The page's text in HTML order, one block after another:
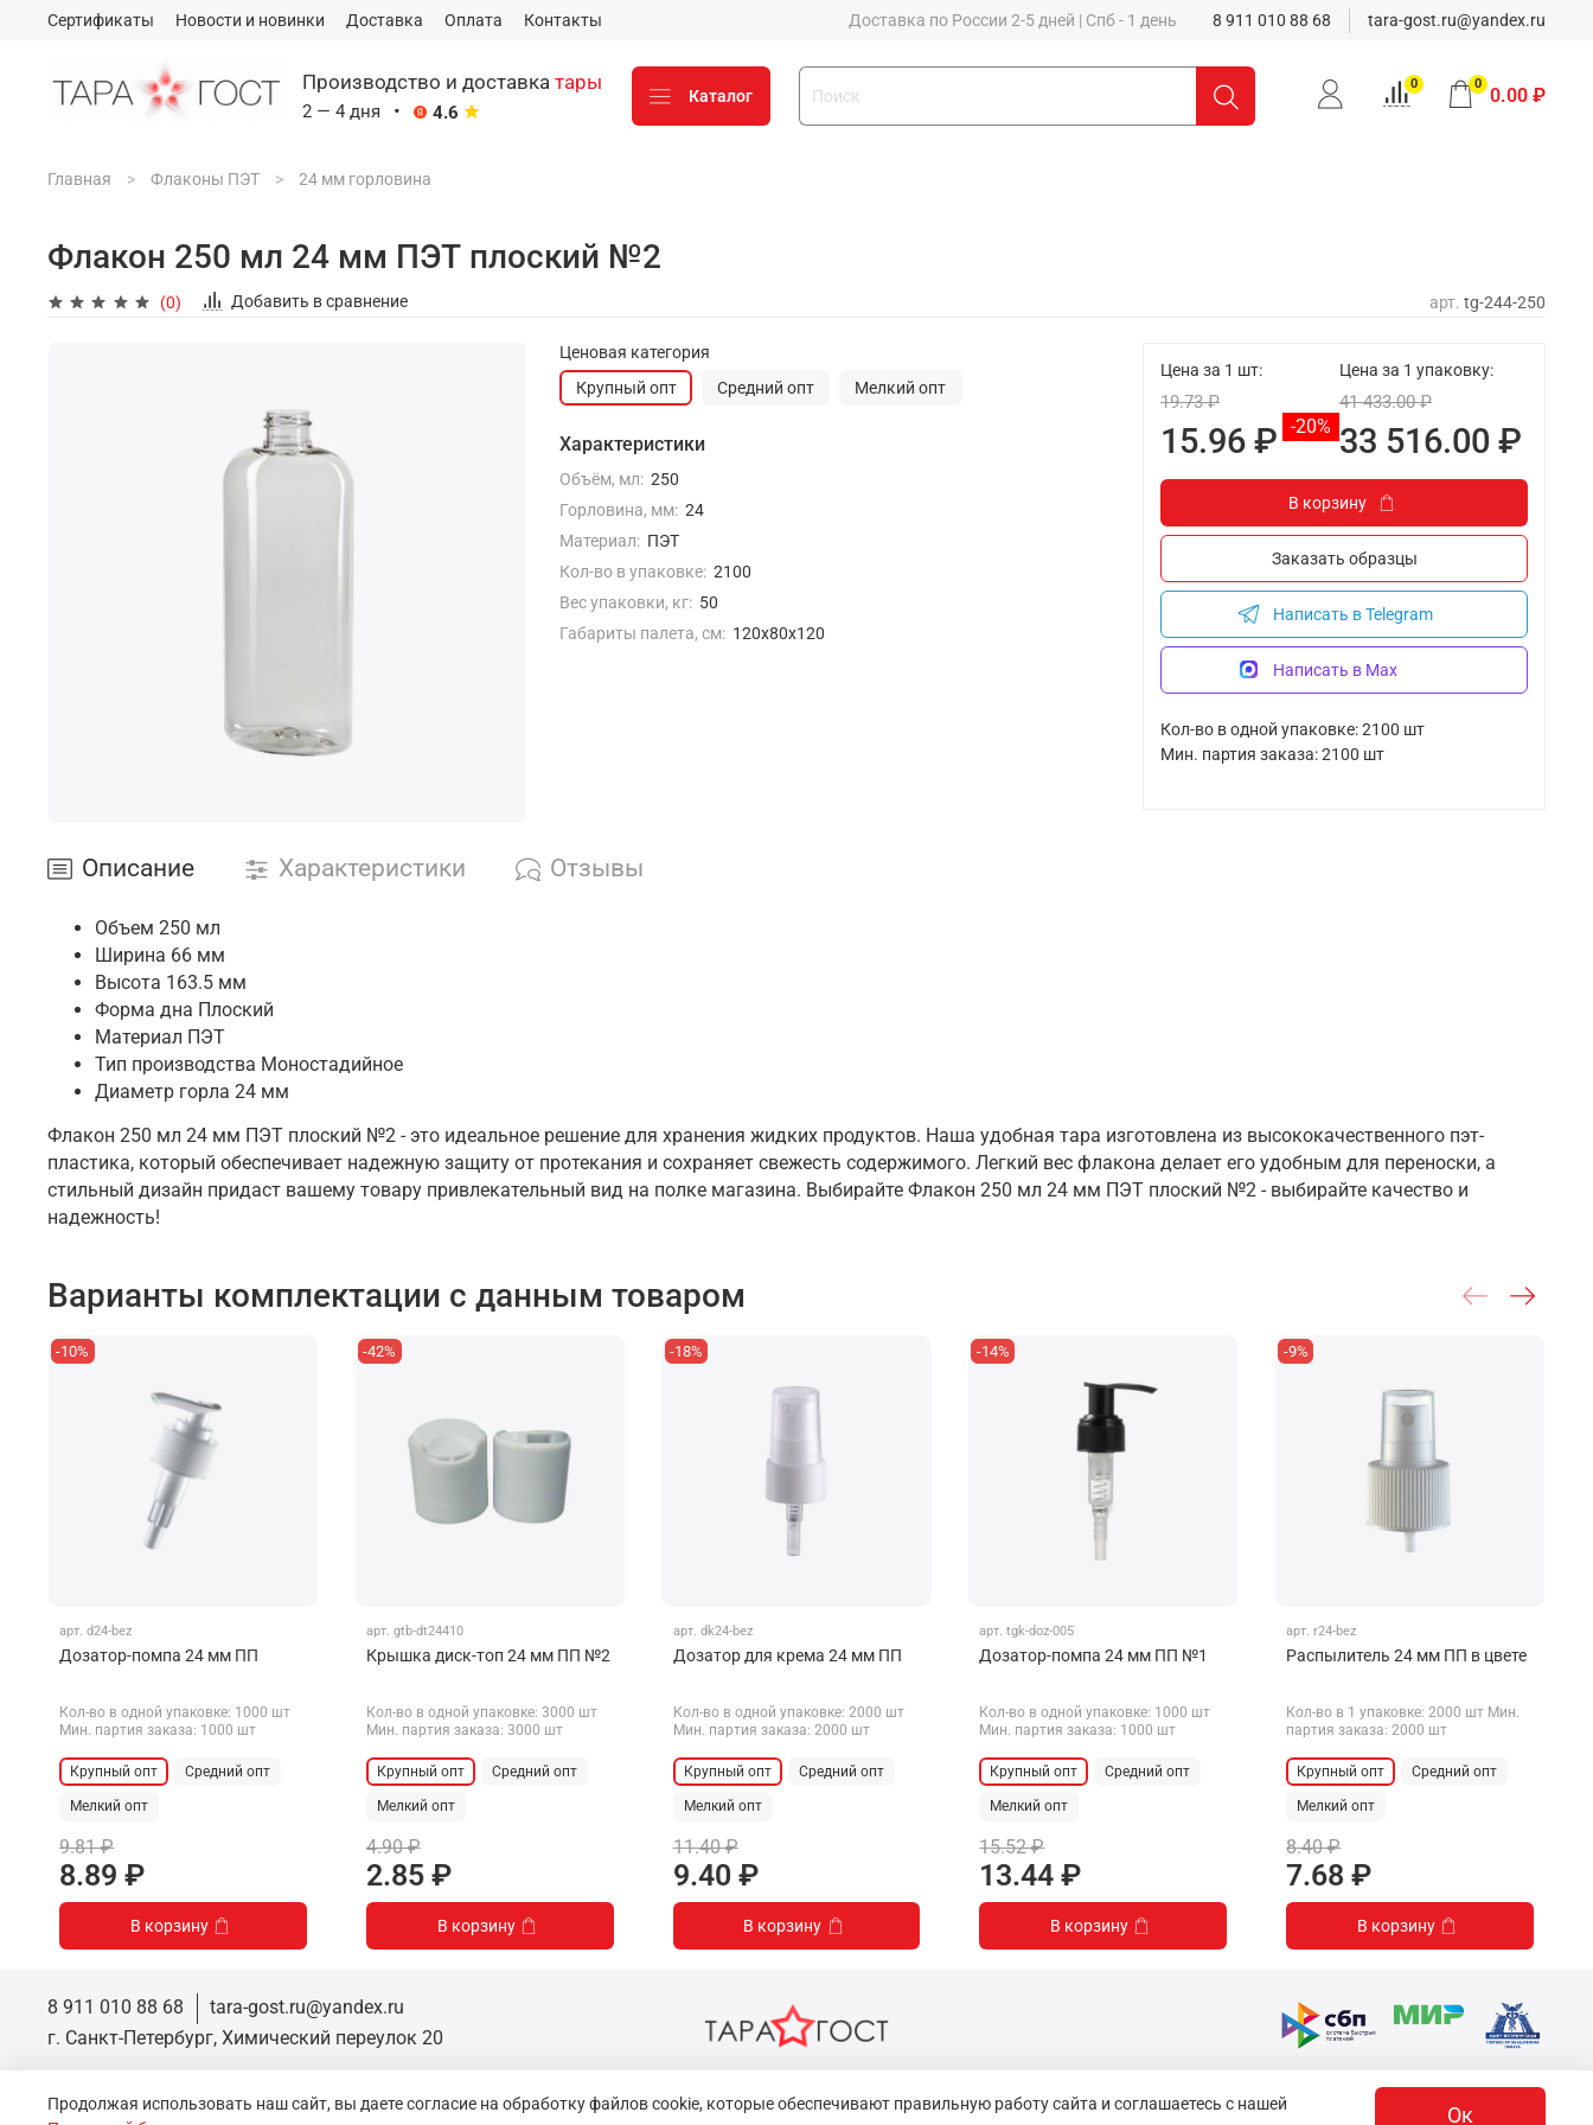
Сертификаты Новости и новинки Доставка Оплата Контакты Доставка по России 2-5 дней | Спб - 1 день 8 911 010 88 68 tara-gost.ru@yandex.ru
Производство и доставка тары
2 — 4 дня · 4.6
ПЭК и тд).* Подробности уточняйте у вашего менеджера
2-4 дня
~3 МИНУТЫ
Среднее время ответа менеджером
на первое ваше сообщение-запрос
Оценить заказ и
можно на Яндексе
*Данные за предыдущий месяц работы по России (март)
Каталог
0 0 0.00 ₽
Главная Флаконы ПЭТ 24 мм горловина
Флакон 250 мл 24 мм ПЭТ плоский №2
(0) Добавить в сравнение арт. tg-244-250
Ценовая категория
Крупный опт
Средний опт Мелкий опт
Характеристики
Объём, мл: 250
Горловина, мм: 24
Материал: ПЭТ
Кол-во в упаковке: 2100
Вес упаковки, кг: 50
Габариты палета, см: 120х80х120
Цена за 1 шт:
19.73 ₽
15.96 ₽ -20%
Цена за 1 упаковку:
41 433.00 ₽
33 516.00 ₽
В корзину
Заказать образцы
Написать в Telegram
Написать в Max
Кол-во в одной упаковке: 2100 шт
Мин. партия заказа: 2100 шт
Описание Характеристики Отзывы
Объем 250 мл
Ширина 66 мм
Высота 163.5 мм
Форма дна Плоский
Материал ПЭТ
Тип производства Моностадийное
Диаметр горла 24 мм
Флакон 250 мл 24 мм ПЭТ плоский №2 - это идеальное решение для хранения жидких продуктов. Наша удобная тара изготовлена из высококачественного пэт-
пластика, который обеспечивает надежную защиту от протекания и сохраняет свежесть содержимого. Легкий вес флакона делает его удобным для переноски, а
стильный дизайн придаст вашему товару привлекательный вид на полке магазина. Выбирайте Флакон 250 мл 24 мм ПЭТ плоский №2 - выбирайте качество и
надежность!
Варианты комплектации с данным товаром
-10%
арт. d24-bez
Дозатор-помпа 24 мм ПП
Кол-во в одной упаковке: 1000 шт
Мин. партия заказа: 1000 шт
Крупный опт Средний опт
Мелкий опт
9.81 ₽
8.89 ₽
В корзину
-42%
арт. gtb-dt24410
Крышка диск-топ 24 мм ПП №2
Кол-во в одной упаковке: 3000 шт
Мин. партия заказа: 3000 шт
Крупный опт Средний опт
Мелкий опт
4.90 ₽
2.85 ₽
В корзину
-18%
арт. dk24-bez
Дозатор для крема 24 мм ПП
Кол-во в одной упаковке: 2000 шт
Мин. партия заказа: 2000 шт
Крупный опт Средний опт
Мелкий опт
11.40 ₽
9.40 ₽
В корзину
-14%
арт.tgk-doz-005
Дозатор-помпа 24 мм ПП №1
Кол-во в одной упаковке: 1000 шт
Мин. партия заказа: 1000 шт
Крупный опт Средний опт
Мелкий опт
15.52 ₽
13.44 ₽
В корзину
-9%
арт.r24-bez
Распылитель 24 мм ПП в цвете
Кол-во в 1 упаковке: 2000 шт Мин.
партия заказа: 2000 шт
Крупный опт Средний опт
Мелкий опт
8.40 ₽
7.68 ₽
В корзину
8 911 010 88 68
tara-gost.ru@yandex.ru
г. Санкт-Петербург, Химический переулок 20
ИНН 7811792857 ОГРН 1237800124726
Продолжая использовать наш сайт, вы даете согласие на обработку файлов cookie, которые обеспечивают правильную работу сайта и соглашаетесь с нашей
Ок